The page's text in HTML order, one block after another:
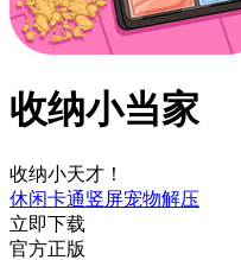
收纳小当家
收纳小天才！
休闲卡通竖屏宠物解压
立即下载
官方正版